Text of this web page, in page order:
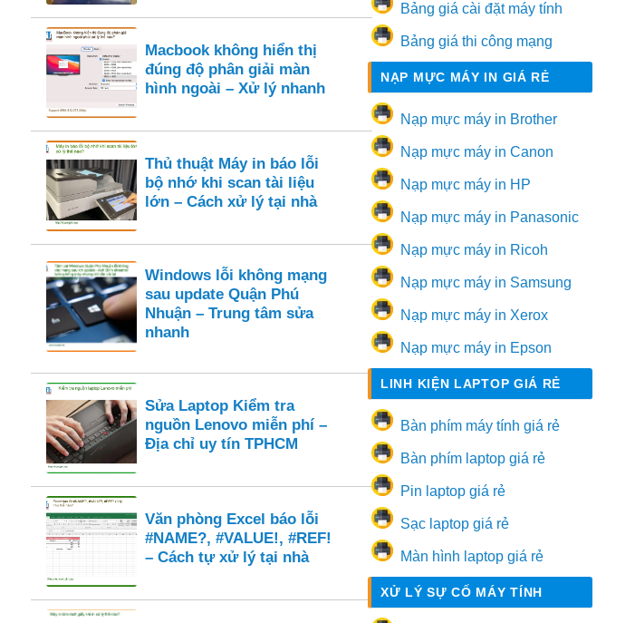
Macbook không hiển thị
đúng độ phân giải màn
hình ngoài – Xử lý nhanh
Thủ thuật Máy in báo lỗi
bộ nhớ khi scan tài liệu
lớn – Cách xử lý tại nhà
Windows lỗi không mạng
sau update Quận Phú
Nhuận – Trung tâm sửa
nhanh
Sửa Laptop Kiểm tra
nguồn Lenovo miễn phí –
Địa chỉ uy tín TPHCM
Văn phòng Excel báo lỗi
#NAME?, #VALUE!, #REF!
– Cách tự xử lý tại nhà
Bảng giá cài đặt máy tính
Bảng giá thi công mạng
NẠP MỰC MÁY IN GIÁ RẺ
Nạp mực máy in Brother
Nạp mực máy in Canon
Nạp mực máy in HP
Nạp mực máy in Panasonic
Nạp mực máy in Ricoh
Nạp mực máy in Samsung
Nạp mực máy in Xerox
Nạp mực máy in Epson
LINH KIỆN LAPTOP GIÁ RẺ
Bàn phím máy tính giá rẻ
Bàn phím laptop giá rẻ
Pin laptop giá rẻ
Sạc laptop giá rẻ
Màn hình laptop giá rẻ
XỬ LÝ SỰ CỐ MÁY TÍNH